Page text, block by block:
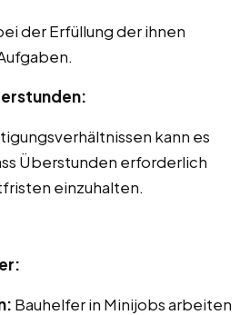
der Erfüllung der ihnen
kann es
Überstunden erforderlich
einzuhalten.
Bauhelfer in Minijobs arbeiten